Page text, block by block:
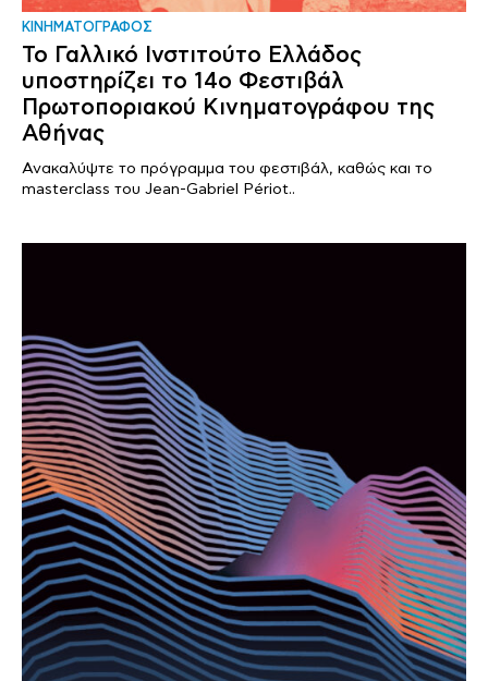
ΚΙΝΗΜΑΤΟΓΡΑΦΟΣ
Το Γαλλικό Ινστιτούτο Ελλάδος
υποστηρίζει το 14ο Φεστιβάλ
Πρωτοποριακού Κινηματογράφου της
Αθήνας
Ανακαλύψτε το πρόγραμμα του φεστιβάλ, καθώς και το
masterclass του Jean-Gabriel Périot..